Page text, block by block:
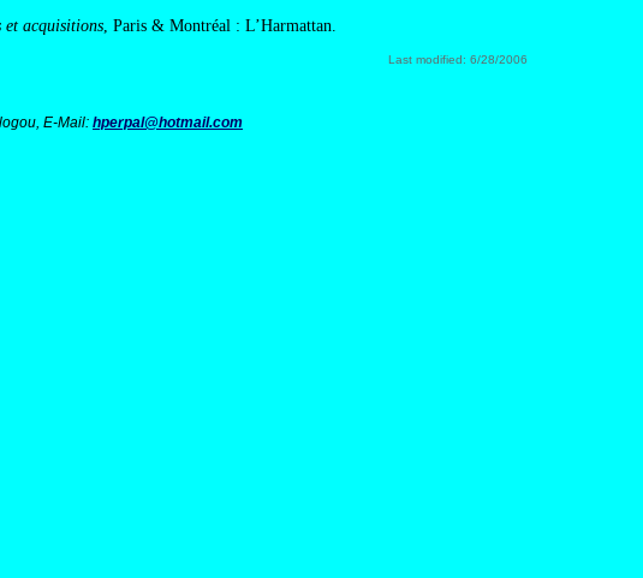
et acquisitions, Paris & Montréal : L’Harmattan.
Last modified: 6/28/2006
E-Mail: hperpal@hotmail.com